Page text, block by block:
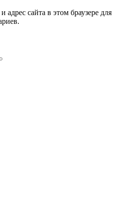
адрес сайта в этом браузере для